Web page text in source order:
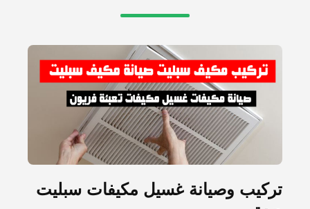
تركيب وصيانة غسيل مكيفات سبليت